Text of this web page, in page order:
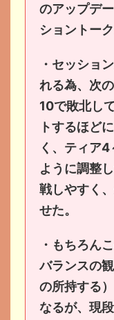
のアップデ
ショントー
・セッショ
れる為、次
10で敗北し
トするほど
く、ティア
ように調整
戦しやすく
せた。
・もちろん
バランスの
の所持する
なるが、現